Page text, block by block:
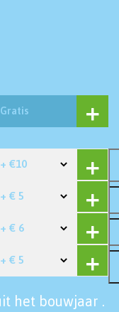
Gratis
+ €10
+ € 5
+ € 6
+ € 5
het bouwjaar .